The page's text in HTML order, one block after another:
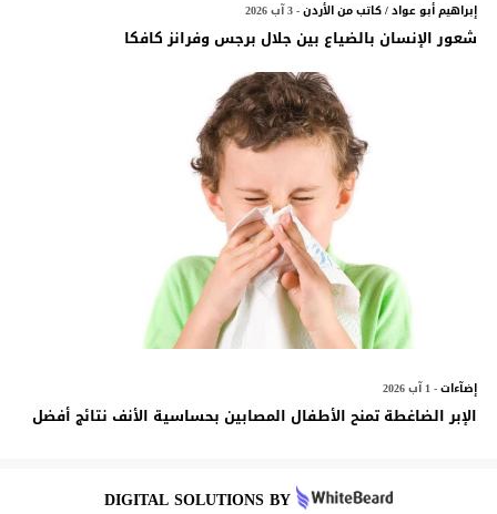
إبراهيم أبو عواد / كاتب من الأردن- 3 آب 2026
شعور الإنسان بالضياع بين جلال برجس وفرانز كافكا
إضآءات- 1 آب 2026
الإبر الضاغطة تمنح الأطفال المصابين بحساسية الأنف نتائج أفضل
DIGITAL SOLUTIONS BY